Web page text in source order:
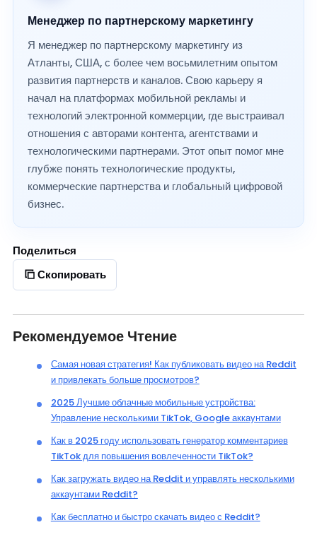
Менеджер по партнерскому маркетингу
Я менеджер по партнерскому маркетингу из
Атланты, США, с более чем восьмилетним опытом
развития партнерств и каналов. Свою карьеру я
начал на платформах мобильной рекламы и
технологий электронной коммерции, где выстраивал
отношения с авторами контента, агентствами и
технологическими партнерами. Этот опыт помог мне
глубже понять технологические продукты,
коммерческие партнерства и глобальный цифровой
бизнес.
Поделиться
Скопировать
Рекомендуемое Чтение
Самая новая стратегия! Как публиковать видео на Reddit
и привлекать больше просмотров?
2025 Лучшие облачные мобильные устройства:
Управление несколькими TikTok, Google аккаунтами
Как в 2025 году использовать генератор комментариев
TikTok для повышения вовлеченности TikTok?
Как загружать видео на Reddit и управлять несколькими
аккаунтами Reddit?
Как бесплатно и быстро скачать видео с Reddit?